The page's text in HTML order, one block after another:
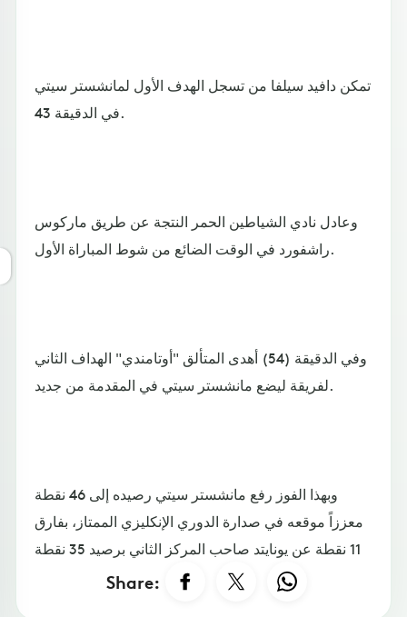
تمكن دافيد سيلفا من تسجل الهدف الأول لمانشستر سيتي
في الدقيقة 43.
وعادل نادي الشياطين الحمر النتجة عن طريق ماركوس
راشفورد في الوقت الضائع من شوط المباراة الأول.
وفي الدقيقة (54) أهدى المتألق "أوتامندي" الهداف الثاني
لفريقة ليضع مانشستر سيتي في المقدمة من جديد.
وبهذا الفوز رفع مانشستر سيتي رصيده إلى 46 نقطة
معززاً موقعه في صدارة الدوري الإنكليزي الممتاز، بفارق
11 نقطة عن يونايتد صاحب المركز الثاني برصيد 35 نقطة
Share: